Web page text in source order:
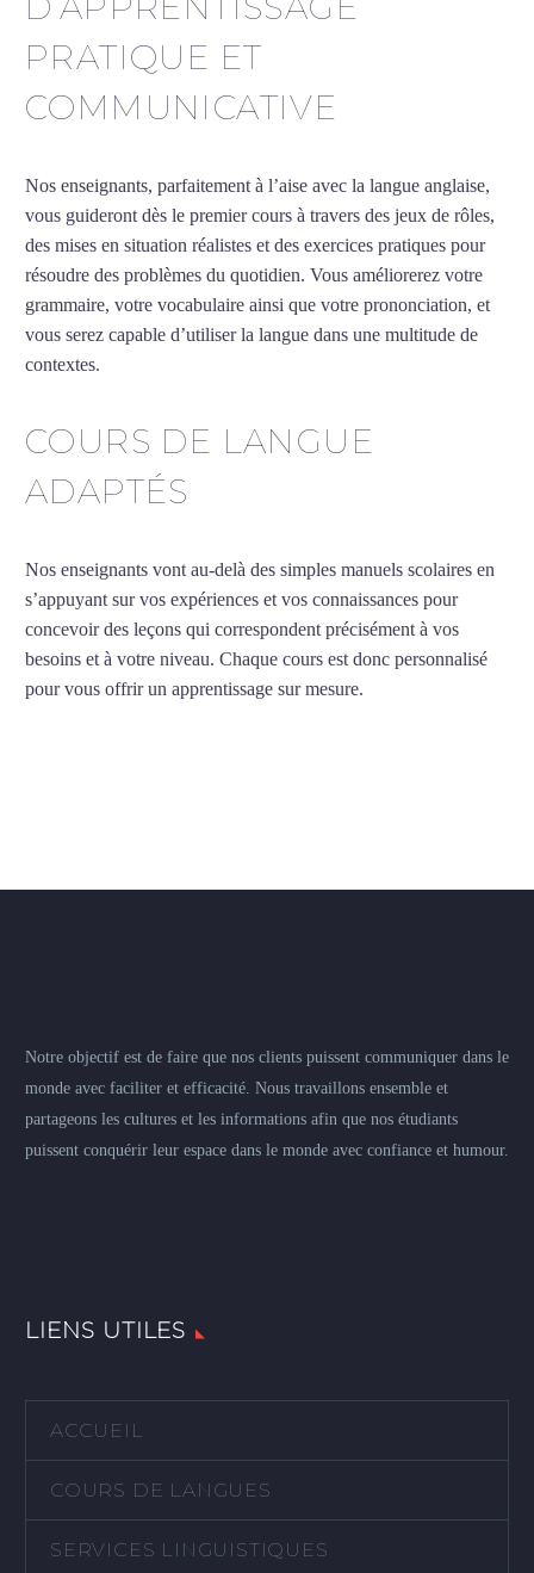
PRATIQUE ET
COMMUNICATIVE
Nos enseignants, parfaitement à l’aise avec la langue anglaise,
vous guideront dès le premier cours à travers des jeux de rôles,
des mises en situation réalistes et des exercices pratiques pour
résoudre des problèmes du quotidien. Vous améliorerez votre
grammaire, votre vocabulaire ainsi que votre prononciation, et
vous serez capable d’utiliser la langue dans une multitude de
contextes.
COURS DE LANGUE
ADAPTÉS
Nos enseignants vont au-delà des simples manuels scolaires en
s’appuyant sur vos expériences et vos connaissances pour
concevoir des leçons qui correspondent précisément à vos
besoins et à votre niveau. Chaque cours est donc personnalisé
pour vous offrir un apprentissage sur mesure.
Notre objectif est de faire que nos clients puissent communiquer dans le
monde avec faciliter et efficacité. Nous travaillons ensemble et
partageons les cultures et les informations afin que nos étudiants
puissent conquérir leur espace dans le monde avec confiance et humour.
LIENS UTILES
ACCUEIL
COURS DE LANGUES
SERVICES LINGUISTIQUES